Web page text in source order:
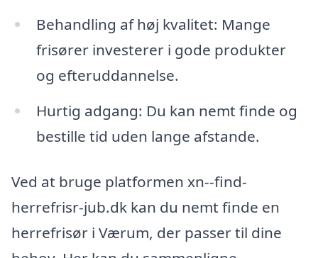
Behandling af høj kvalitet: Mange
frisører investerer i gode produkter
og efteruddannelse.
Hurtig adgang: Du kan nemt finde og
bestille tid uden lange afstande.
Ved at bruge platformen xn--find-
herrefrisr-jub.dk kan du nemt finde en
herrefrisør i Værum, der passer til dine